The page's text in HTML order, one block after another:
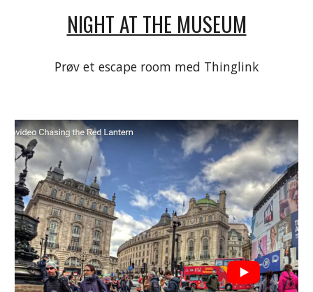
NIGHT AT THE MUSEUM
Prøv et escape room med Thinglink